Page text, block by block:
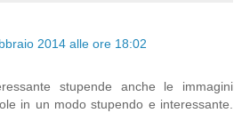
2014 alle ore 18:02
stupende anche le immagini
in un modo stupendo e interessante.